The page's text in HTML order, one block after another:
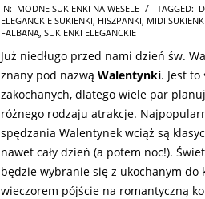
2024-
06-
IN: MODNE SUKIENKI NA WESELE TAGGED:
ELEGANCKIE SUKIENKI, HISZPANKI, MIDI SUKIENKI
FALBANĄ, SUKIENKI ELEGANCKIE
Już niedługo przed nami dzień św.
znany pod nazwą Walentynki. Jest
zakochanych, dlatego wiele par
różnego rodzaju atrakcje.
spędzania Walentynek wciąż są
nawet cały dzień (a potem noc!).
będzie wybranie się z ukochanym do
wieczorem pójście na romantyczną